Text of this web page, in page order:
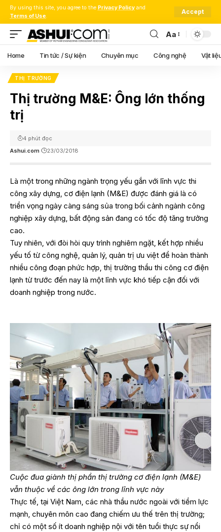
By using this site, you agree to the Privacy Policy and
Terms of Use.
Accept
Font
Resizer
Aa
Home Tin tức / Sự kiện Chuyên mục Công nghệ Vật
THỊ TRƯỜNG
Thị trường M&E: Ông lớn thống
trị
Ashui.com 23/03/2018
4 phút đọc
Là một trong những ngành trọng yếu gắn với lĩnh vực thi
công xây dựng, cơ điện lạnh (M&E) được đánh giá là có
triển vọng ngày càng sáng sủa trong bối cảnh ngành công
nghiệp xây dựng, bất động sản đang có tốc độ tăng trưởng
cao.
Tuy nhiên, với đòi hòi quy trình nghiêm ngặt, kết hợp nhiều
yếu tố từ công nghệ, quản lý, quản trị ưu việt để hoàn thành
nhiều công đoạn phức hợp, thị trường thầu thi công cơ điện
lạnh từ trước đến nay là một lĩnh vực khó tiếp cận đối với
doanh nghiệp trong nước.
Cuộc đua giành thị phần thị trường cơ điện lạnh (M&E)
vẫn thuộc về các ông lớn trong lĩnh vực này
Thực tế, tại Việt Nam, các nhà thầu nước ngoài với tiềm lực
mạnh, chuyên môn cao đang chiếm ưu thế trên thị trường;
chỉ có một số ít doanh nghiệp nội với tên tuổi thực sự nổi